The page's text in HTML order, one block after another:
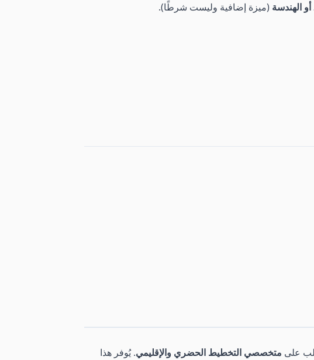
الهندسة (ميزة إضافية وليست شرطًا).
على متخصصي التخطيط الحضري والإقليمي. يُوفر هذا